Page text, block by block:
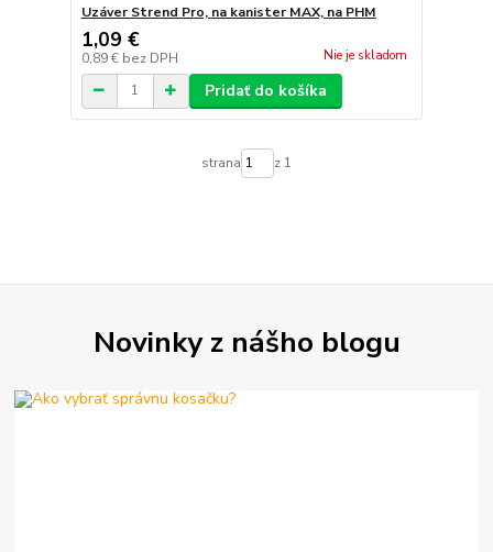
Uzáver Strend Pro, na kanister MAX, na PHM
1,09 €
0,89 € bez DPH Nie je skladom
Pridať do košíka
strana z 1
Novinky z nášho blogu